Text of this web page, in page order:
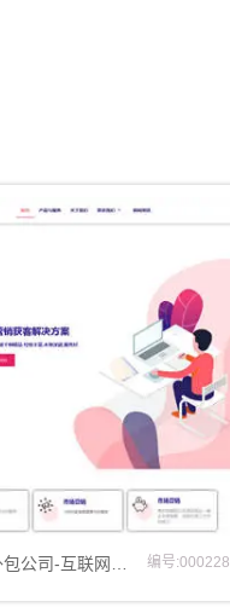
编号:000228